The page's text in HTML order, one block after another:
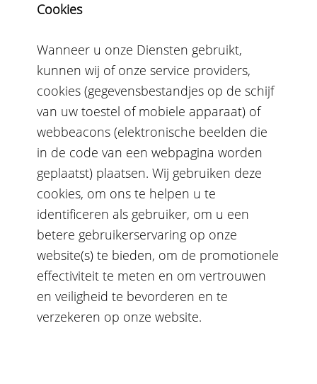
Cookies
Wanneer u onze Diensten gebruikt,
kunnen wij of onze service providers,
cookies (gegevensbestandjes op de schijf
van uw toestel of mobiele apparaat) of
webbeacons (elektronische beelden die
in de code van een webpagina worden
geplaatst) plaatsen. Wij gebruiken deze
cookies, om ons te helpen u te
identificeren als gebruiker, om u een
betere gebruikerservaring op onze
website(s) te bieden, om de promotionele
effectiviteit te meten en om vertrouwen
en veiligheid te bevorderen en te
verzekeren op onze website.